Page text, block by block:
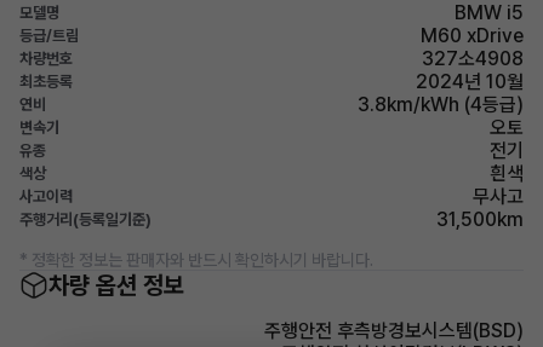
모델명 BMW i5
등급/트림 M60 xDrive
차량번호 327소4908
최초등록 2024년 10월
연비 3.8km/kWh (4등급)
변속기 오토
유종 전기
색상 흰색
사고이력 무사고
주행거리(등록일기준) 31,500km
* 정확한 정보는 판매자와 반드시 확인하시기 바랍니다.
차량 옵션 정보
주행안전 후측방경보시스템(BSD)